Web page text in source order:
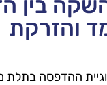
והזרקת
ההדפסה בתלת